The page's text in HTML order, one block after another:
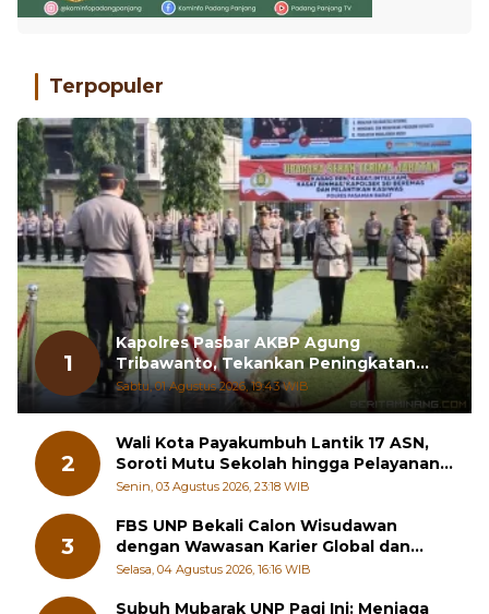
Terpopuler
1
Kapolres Pasbar AKBP Agung
Tribawanto, Tekankan Peningkatan
Pelayanan dan Sinergi dengan
Masyarakat
Sabtu, 01 Agustus 2026, 19:43 WIB
2
Wali Kota Payakumbuh Lantik 17 ASN,
Soroti Mutu Sekolah hingga Pelayanan
RSUD
Senin, 03 Agustus 2026, 23:18 WIB
3
FBS UNP Bekali Calon Wisudawan
dengan Wawasan Karier Global dan
Kewirausahaan Kreatif
Selasa, 04 Agustus 2026, 16:16 WIB
Subuh Mubarak UNP Pagi Ini: Menjaga